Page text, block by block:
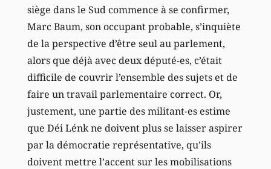
siège dans le Sud commence à se confirmer,
Marc Baum, son occupant probable, s’inquiète
de la perspective d’être seul au parlement,
alors que déjà avec deux député-es, c’était
difficile de couvrir l’ensemble des sujets et de
faire un travail parlementaire correct. Or,
justement, une partie des militant-es estime
que Déi Lénk ne doivent plus se laisser aspirer
par la démocratie représentative, qu’ils
doivent mettre l’accent sur les mobilisations